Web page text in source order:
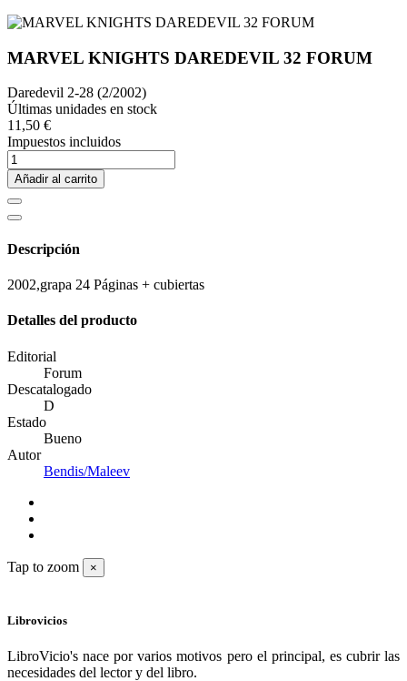
MARVEL KNIGHTS DAREDEVIL 32 FORUM
Daredevil 2-28 (2/2002)
Últimas unidades en stock
11,50 €
Impuestos incluidos
Añadir al carrito
Descripción
2002,grapa 24 Páginas + cubiertas
Detalles del producto
Editorial
Forum
Descatalogado
D
Estado
Bueno
Autor
Bendis/Maleev
Tap to zoom ×
Librovicios
LibroVicio's nace por varios motivos pero el principal, es cubrir las
necesidades del lector y del libro.